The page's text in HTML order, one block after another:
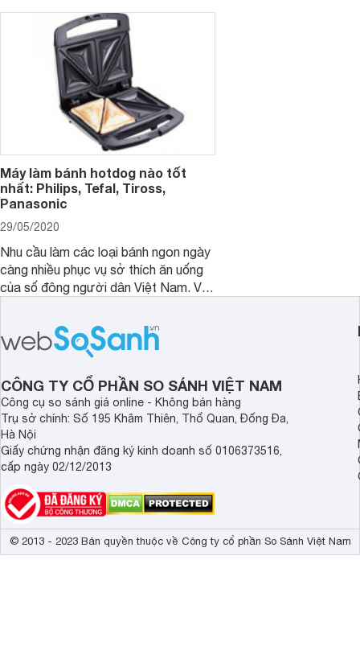
Máy làm bánh hotdog nào tốt
nhất: Philips, Tefal, Tiross,
Panasonic
29/05/2020
Nhu cầu làm các loại bánh ngon ngày
càng nhiều phục vụ sở thích ăn uống
của số đông người dân Việt Nam. Vì
sản xuất nhiều hơn, vậy bạn có biết
loại máy làm bánh hotdog nào tốt
hiện nay không? Đọc ngay bài viết
dưới đây để có câu trả lời.
CÔNG TY CỔ PHẦN SO SÁNH VIỆT NAM
Công cụ so sánh giá online - Không bán hàng
Trụ sở chính: Số 195 Khâm Thiên, Thổ Quan, Đống Đa,
Hà Nội
Giấy chứng nhận đăng ký kinh doanh số 0106373516,
cấp ngày 02/12/2013
© 2013 - 2023 Bản quyền thuộc về Công ty cổ phần So Sánh Việt Nam